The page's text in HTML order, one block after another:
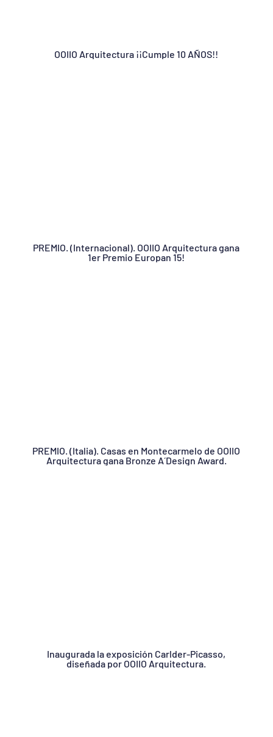
OOIIO Arquitectura ¡¡Cumple 10 AÑOS!!
PREMIO. (Internacional). OOIIO Arquitectura gana
1er Premio Europan 15!
PREMIO. (Italia). Casas en Montecarmelo de OOIIO
Arquitectura gana Bronze A´Design Award.
Inaugurada la exposición Carlder-Picasso,
diseñada por OOIIO Arquitectura.